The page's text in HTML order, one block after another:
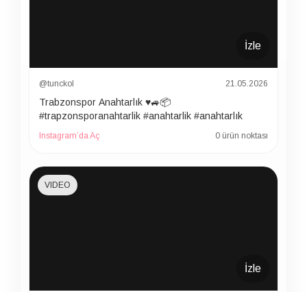
İzle
@tunckol 21.05.2026
Trabzonspor Anahtarlık ♥️🚙📦
#trapzonsporanahtarlik #anahtarlik #anahtarlık
Instagram’da Aç 0 ürün noktası
İzle
VIDEO